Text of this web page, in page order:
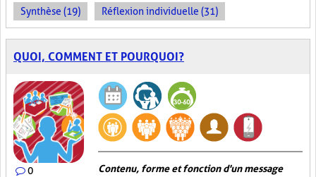
Synthèse (19) Réflexion individuelle (31)
QUOI, COMMENT ET POURQUOI?
0 Contenu, forme et fonction d'un message